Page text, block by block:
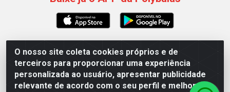
O nosso site coleta cookies próprios e de
terceiros para proporcionar uma experiência
personalizada ao usuário, apresentar publicidade
relevante de acordo com o seu perfil e melhorar a
Polybalas - Rua João Miguel de Souza, 173 Galpão B -
Ernesto Geisel, João Pessoa/PB - CEP 58.075-075 - CNPJ
00.909.327/0002-61